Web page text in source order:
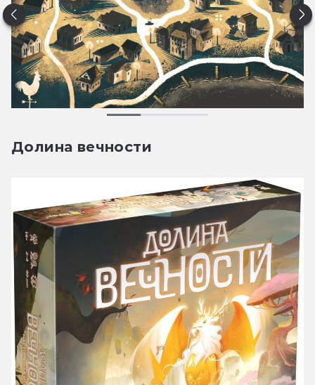
Долина вечности